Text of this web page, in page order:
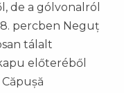
de a gólvonalról
percben Neguț
tálalt
előteréből